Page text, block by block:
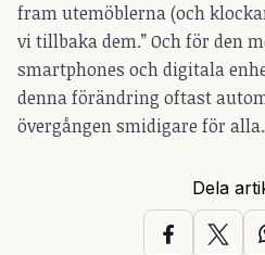
fram utemöblerna (och
vi tillbaka dem.” Och för den
smartphones och digitala
denna förändring oftast
övergången smidigare för alla.
Dela